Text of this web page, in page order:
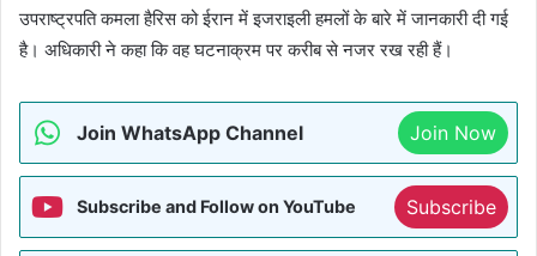
उपराष्ट्रपति कमला हैरिस को ईरान में इजराइली हमलों के बारे में जानकारी दी गई
है। अधिकारी ने कहा कि वह घटनाक्रम पर करीब से नजर रख रही हैं।
Join WhatsApp Channel Join Now
Subscribe and Follow on YouTube Subscribe